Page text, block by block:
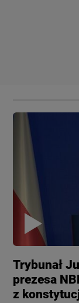
Trybunał
prezesa
z